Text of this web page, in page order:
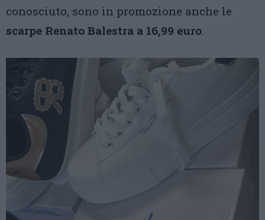
conosciuto, sono in promozione anche le
scarpe Renato Balestra a 16,99 euro.